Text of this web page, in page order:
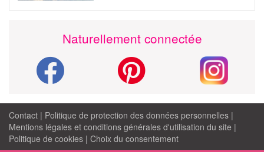
Naturellement connectée
Contact | Politique de protection des données personnelles |
Mentions légales et conditions générales d'utilisation du site |
Politique de cookies | Choix du consentement